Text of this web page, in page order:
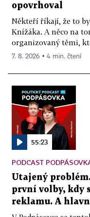
opovrhoval
Někteří říkají, že to
Knížáka. A něco na
organizovaný těmi,
7. 8. 2026 ▪ 4 min. čtení
55:23
PODCAST
Utajený
první volby,
reklamu. A